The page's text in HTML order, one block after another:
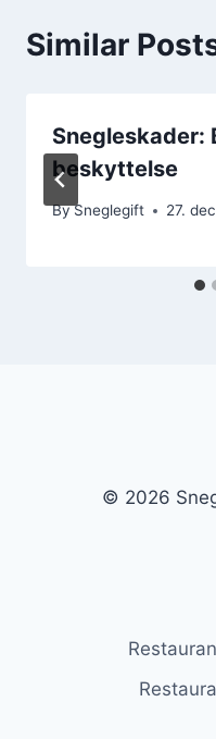
Similar
Snegleskader:
beskyttelse
BySneglegift 27.
© 2026